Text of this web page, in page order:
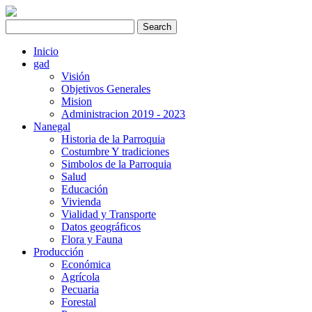
Inicio
gad
Visión
Objetivos Generales
Mision
Administracion 2019 - 2023
Nanegal
Historia de la Parroquia
Costumbre Y tradiciones
Simbolos de la Parroquia
Salud
Educación
Vivienda
Vialidad y Transporte
Datos geográficos
Flora y Fauna
Producción
Económica
Agrícola
Pecuaria
Forestal